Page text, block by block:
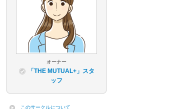
オーナー
「THE MUTUAL+」スタ
ッフ
このサークルについて